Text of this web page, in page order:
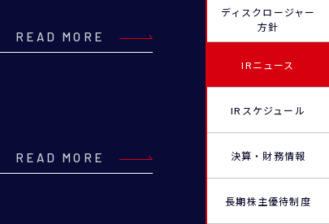
READ MORE
READ MORE
ディスクロージャー
方針
IRニュース
IRスケジュール
決算・財務情報
長期株主優待制度